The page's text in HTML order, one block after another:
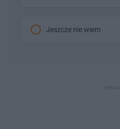
Jeszcze nie wiem